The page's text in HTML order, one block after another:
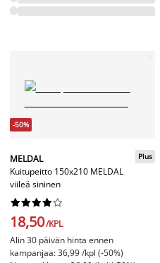
-50%
MELDAL
Kuitupeitto 150x210 MELDAL
viileä sininen
Plus






18,50/KPL
Alin 30 päivän hinta ennen
kampanjaa: 36,99 /kpl (-50%)